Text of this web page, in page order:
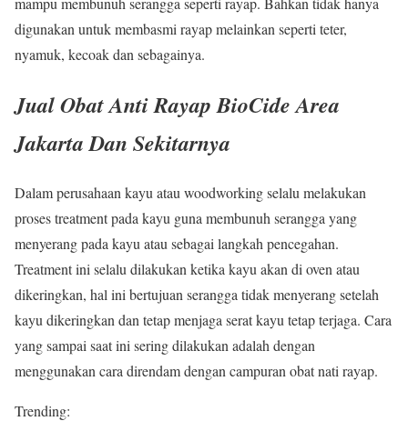
digunakan untuk membasmi rayap melainkan seperti teter,
nyamuk, kecoak dan sebagainya.
Jual Obat Anti Rayap BioCide Area
Jakarta Dan Sekitarnya
Dalam perusahaan kayu atau woodworking selalu melakukan
proses treatment pada kayu guna membunuh serangga yang
menyerang pada kayu atau sebagai langkah pencegahan.
Treatment ini selalu dilakukan ketika kayu akan di oven atau
dikeringkan, hal ini bertujuan serangga tidak menyerang setelah
kayu dikeringkan dan tetap menjaga serat kayu tetap terjaga. Cara
yang sampai saat ini sering dilakukan adalah dengan
menggunakan cara direndam dengan campuran obat nati rayap.
Trending: